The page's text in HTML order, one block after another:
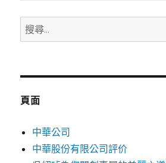
搜
尋
鍵
頁面
中華公司
中華股份有限公司評价